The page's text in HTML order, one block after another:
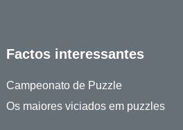
Factos interessantes
Campeonato de Puzzle
Os maiores viciados em puzzles